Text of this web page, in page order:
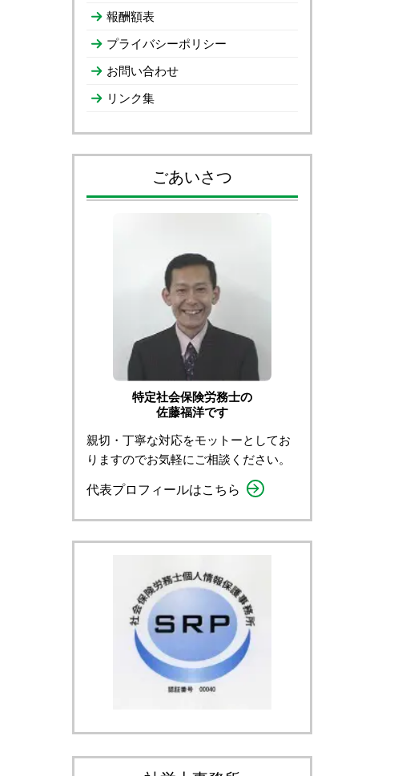
報酬額表
プライバシーポリシー
お問い合わせ
リンク集
ごあいさつ
特定社会保険労務士の
佐藤福洋です
親切・丁寧な対応をモットーとしてお
りますのでお気軽にご相談ください。
代表プロフィールはこちら